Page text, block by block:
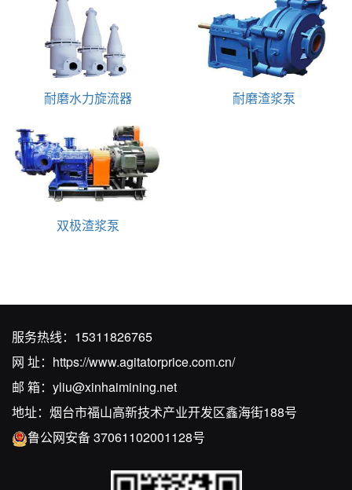
耐磨水力旋流器 耐磨渣浆泵
双极渣浆泵
服务热线： 15311826765
网 址： https://www.agitatorprice.com.cn/
邮 箱： yliu@xinhaimining.net
地址：烟台市福山高新技术产业开发区鑫海街188号
鲁公网安备 37061102001128号